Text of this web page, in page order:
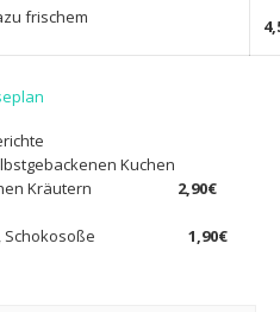
frischem
Kuchen
Kräutern 2,90€
Schokosoße 1,90€